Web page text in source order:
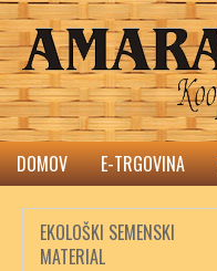
DOMOV E-TRGOVINA
EKOLOŠKI SEMENSKI
MATERIAL